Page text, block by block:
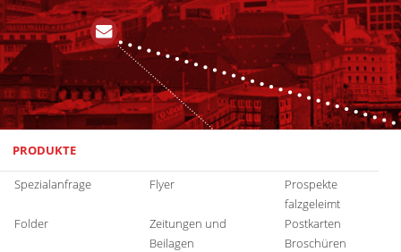
PRODUKTE
Spezialanfrage Flyer
Prospekte
falzgeleimt
Folder
Zeitungen und
Beilagen
Postkarten
Broschüren